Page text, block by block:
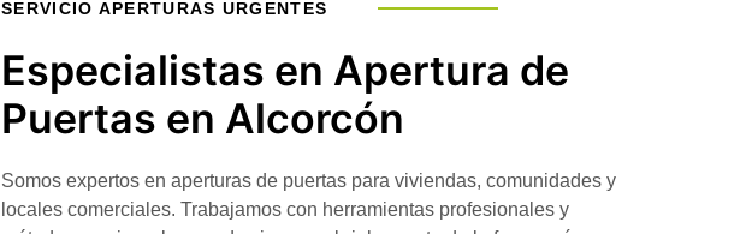
SERVICIO APERTURAS URGENTES
Especialistas en Apertura de
Puertas en Alcorcón
Somos expertos en aperturas de puertas para viviendas, comunidades y
locales comerciales. Trabajamos con herramientas profesionales y